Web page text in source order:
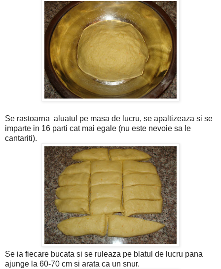
Se rastoarna aluatul pe masa de lucru, se apaltizeaza si se
imparte in 16 parti cat mai egale (nu este nevoie sa le
cantariti).
Se ia fiecare bucata si se ruleaza pe blatul de lucru pana
ajunge la 60-70 cm si arata ca un snur.